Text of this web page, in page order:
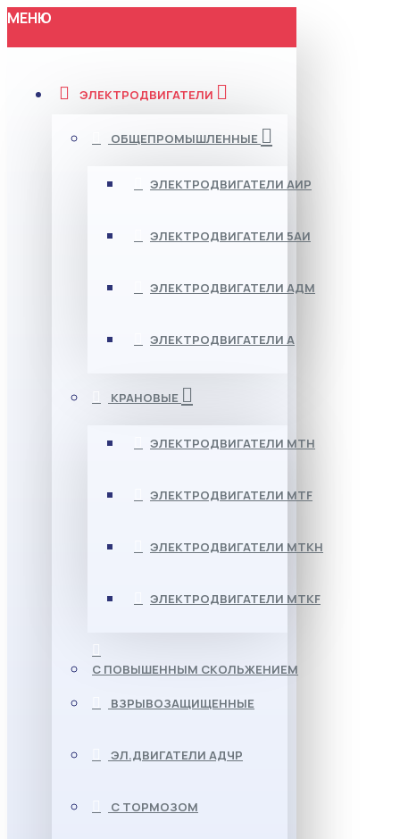
МЕНЮ
ЭЛЕКТРОДВИГАТЕЛИ
ОБЩЕПРОМЫШЛЕННЫЕ
ЭЛЕКТРОДВИГАТЕЛИ АИР
ЭЛЕКТРОДВИГАТЕЛИ 5АИ
ЭЛЕКТРОДВИГАТЕЛИ АДМ
ЭЛЕКТРОДВИГАТЕЛИ А
КРАНОВЫЕ
ЭЛЕКТРОДВИГАТЕЛИ МТН
ЭЛЕКТРОДВИГАТЕЛИ MTF
ЭЛЕКТРОДВИГАТЕЛИ МТКН
ЭЛЕКТРОДВИГАТЕЛИ MTKF
С ПОВЫШЕННЫМ СКОЛЬЖЕНИЕМ
ВЗРЫВОЗАЩИЩЕННЫЕ
ЭЛ.ДВИГАТЕЛИ АДЧР
С ТОРМОЗОМ